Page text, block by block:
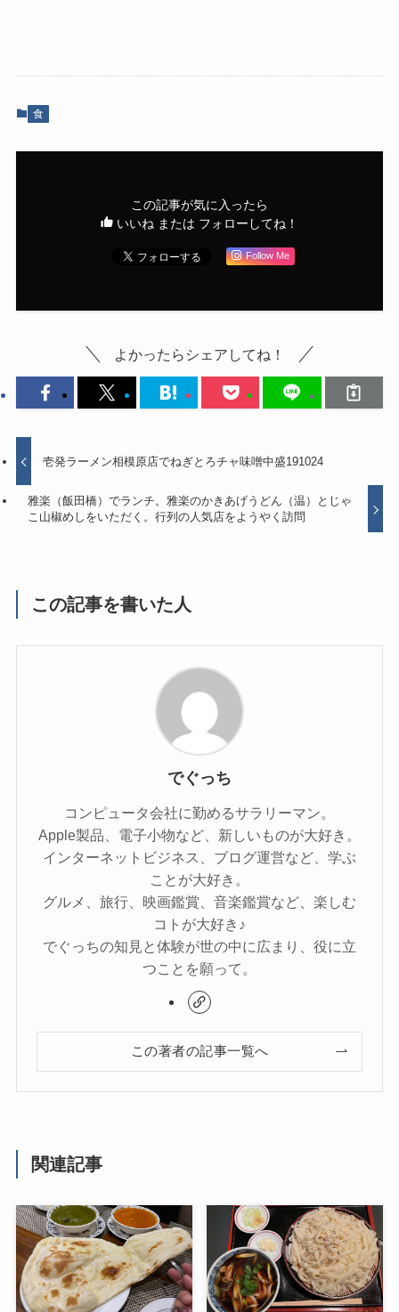
食
この記事が気に入ったら
いいね または フォローしてね！
Follow Me
よかったらシェアしてね！
壱発ラーメン相模原店でねぎとろチャ味噌中盛191024
雅楽（飯田橋）でランチ。雅楽のかきあげうどん（温）とじゃ
こ山椒めしをいただく。行列の人気店をようやく訪問
この記事を書いた人
でぐっち
コンピュータ会社に勤めるサラリーマン。
Apple製品、電子小物など、新しいものが大好き。
インターネットビジネス、ブログ運営など、学ぶ
ことが大好き。
グルメ、旅行、映画鑑賞、音楽鑑賞など、楽しむ
コトが大好き♪
でぐっちの知見と体験が世の中に広まり、役に立
つことを願って。
この著者の記事一覧へ
関連記事